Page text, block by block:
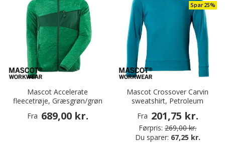
Mascot Accelerate
fleecetrøje, Græsgrøn/grøn
Fra 689,00 kr.
Spar 25%
Mascot Crossover Carvin
sweatshirt, Petroleum
Fra 201,75 kr.
Førpris: 269,00 kr.
Du sparer: 67,25 kr.